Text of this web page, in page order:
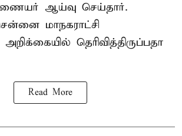
ஆய்வு செய்தார்.
மாநகராட்சி
தெரிவித்திருப்பதா
Read More